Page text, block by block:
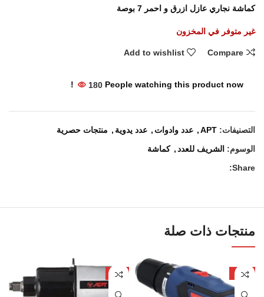
كماشة نجاري عازل ازرق و احمر 7 بوصة
غير متوفر في المخزون
Compare
Add to wishlist
180 People watching this product now!
التصنيفات: APT
, عدد وادوات , عدد يدوية , منتجات حصرية
الوسوم: الشريف للعدد, كماشة
Share:
منتجات ذات صلة
-22%
-4%